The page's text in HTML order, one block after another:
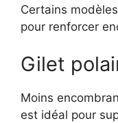
Certains
pour renforcer
Gilet
Moins
est idéal pour